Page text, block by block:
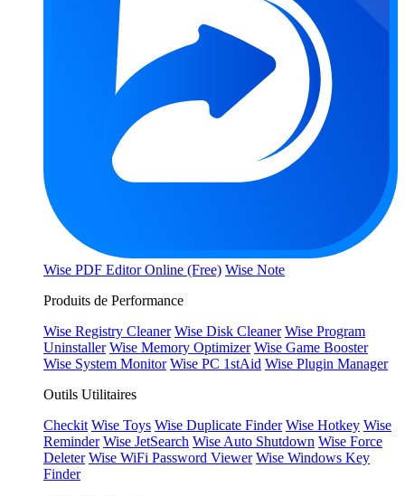
Wise PDF Editor Online (Free) Wise Note
Produits de Performance
Wise Registry Cleaner Wise Disk Cleaner Wise Program
Uninstaller Wise Memory Optimizer Wise Game Booster
Wise System Monitor Wise PC 1stAid Wise Plugin Manager
Outils Utilitaires
Checkit Wise Toys Wise Duplicate Finder Wise Hotkey Wise
Reminder Wise JetSearch Wise Auto Shutdown Wise Force
Deleter Wise WiFi Password Viewer Wise Windows Key
Finder